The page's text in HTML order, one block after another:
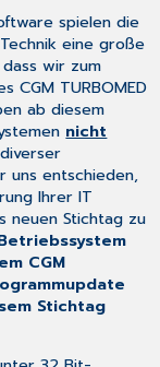
spielen die
eine große
wir zum
CGM TURBOMED
ab diesem
nicht
uns entschieden,
Ihrer IT
neuen Stichtag zu
CGM
Stichtag